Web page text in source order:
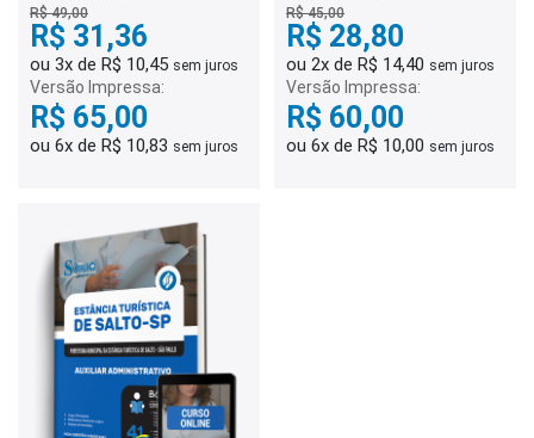
R$ 49,00
R$ 31,36
ou 3x de R$ 10,45 sem juros
Versão Impressa:
R$ 65,00
ou 6x de R$ 10,83 sem juros
R$ 45,00
R$ 28,80
ou 2x de R$ 14,40 sem juros
Versão Impressa:
R$ 60,00
ou 6x de R$ 10,00 sem juros